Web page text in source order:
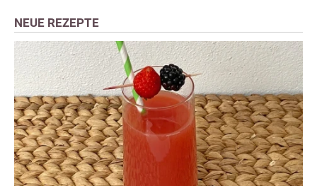
NEUE REZEPTE